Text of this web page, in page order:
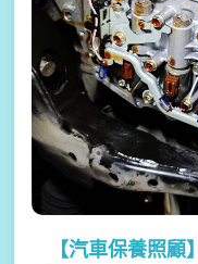
【汽車保養照顧】